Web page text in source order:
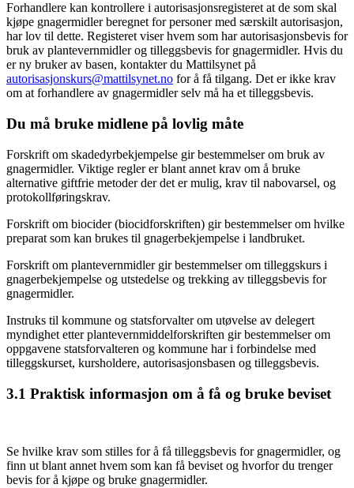
Forhandlere kan kontrollere i autorisasjonsregisteret at de som skal
kjøpe gnagermidler beregnet for personer med særskilt autorisasjon,
har lov til dette. Registeret viser hvem som har autorisasjonsbevis for
bruk av plantevernmidler og tilleggsbevis for gnagermidler. Hvis du
er ny bruker av basen, kontakter du Mattilsynet på
autorisasjonskurs@mattilsynet.no for å få tilgang. Det er ikke krav
om at forhandlere av gnagermidler selv må ha et tilleggsbevis.
Du må bruke midlene på lovlig måte
Forskrift om skadedyrbekjempelse gir bestemmelser om bruk av
gnagermidler. Viktige regler er blant annet krav om å bruke
alternative giftfrie metoder der det er mulig, krav til nabovarsel, og
protokollføringskrav.
Forskrift om biocider (biocidforskriften) gir bestemmelser om hvilke
preparat som kan brukes til gnagerbekjempelse i landbruket.
Forskrift om plantevernmidler gir bestemmelser om tilleggskurs i
gnagerbekjempelse og utstedelse og trekking av tilleggsbevis for
gnagermidler.
Instruks til kommune og statsforvalter om utøvelse av delegert
myndighet etter plantevernmiddelforskriften gir bestemmelser om
oppgavene statsforvalteren og kommune har i forbindelse med
tilleggskurset, kursholdere, autorisasjonsbasen og tilleggsbevis.
3.1 Praktisk informasjon om å få og bruke beviset
Se hvilke krav som stilles for å få tilleggsbevis for gnagermidler, og
finn ut blant annet hvem som kan få beviset og hvorfor du trenger
bevis for å kjøpe og bruke gnagermidler.